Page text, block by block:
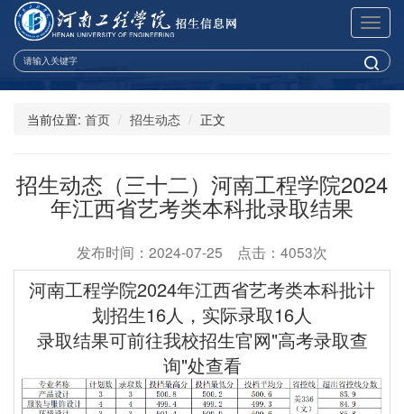
展
开
导
当前位置: 首页 招生动态 正文
招生动态（三十二）河南工程学院2024
年江西省艺考类本科批录取结果
发布时间：2024-07-25 点击：4053次
河南工程学院2024年江西省艺考类本科批计
划招生16人，实际录取16人
录取结果可前往我校招生官网"高考录取查
询"处查看